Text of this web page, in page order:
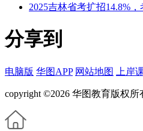
2025吉林省考扩招14.8%
分享到
电脑版 华图APP 网站地图 上岸
copyright ©2026 华图教育版权所